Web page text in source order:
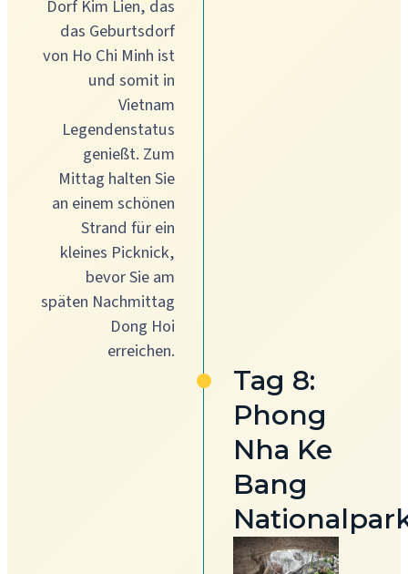
Dorf Kim Lien, das
das Geburtsdorf
von Ho Chi Minh ist
und somit in
Vietnam
Legendenstatus
genießt. Zum
Mittag halten Sie
an einem schönen
Strand für ein
kleines Picknick,
bevor Sie am
späten Nachmittag
Dong Hoi
erreichen.
Tag 8:
Phong
Nha Ke
Bang